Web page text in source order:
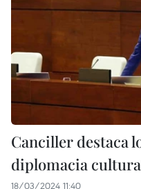
Canciller destaca
diplomacia
18/03/2024 11:40